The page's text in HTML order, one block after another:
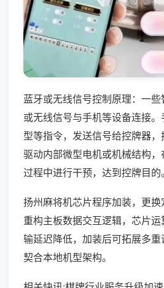
蓝牙或无线信号控制原理：一
或无线信号与手机等设备连接
型等指令，发送信号给控牌器
驱动内部微型电机或机械结构
过程中进行干预，达到控牌目的。
扬州麻将机芯片程序加装，更换
重构主板数据交互逻辑，芯片
输延迟降低，加装后可拓展多
契合本地机型架构。